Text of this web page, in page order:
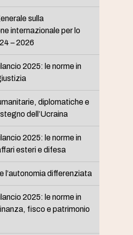
sulla
internazionale per lo
– 2026
2025: le norme in
diplomatiche e
dell’Ucraina
2025: le norme in
esteri e difesa
l’autonomia differenziata
2025: le norme in
fisco e patrimonio